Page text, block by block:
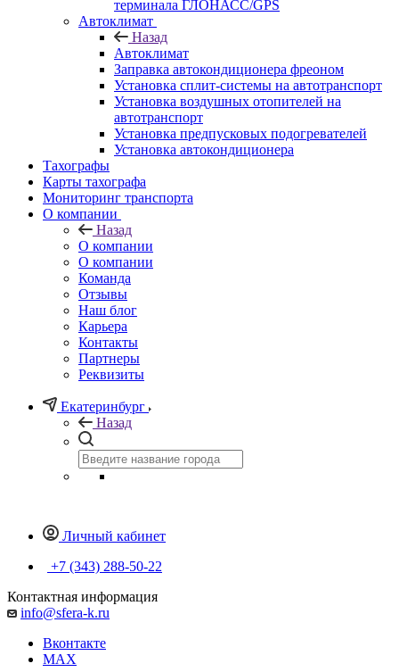
терминала ГЛОНАСС/GPS
Автоклимат
Назад
Автоклимат
Заправка автокондиционера фреоном
Установка сплит-системы на автотранспорт
Установка воздушных отопителей на
автотранспорт
Установка предпусковых подогревателей
Установка автокондиционера
Тахографы
Карты тахографа
Мониторинг транспорта
О компании
Назад
О компании
О компании
Команда
Отзывы
Наш блог
Карьера
Контакты
Партнеры
Реквизиты
Екатеринбург
Назад
Личный кабинет
+7 (343) 288-50-22
Контактная информация
info@sfera-k.ru
Вконтакте
MAX